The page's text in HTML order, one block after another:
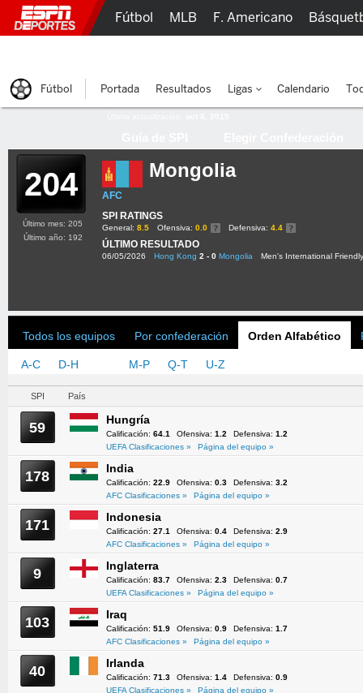
204 Mongolia
AFC
SPI RATINGS
General: 8.5 Ofensiva: 0.0 Defensiva: 4.4
ÚLTIMO RESULTADO
06/05/2026 Hong Kong 2 - 0 Mongolia Men's International Friendly
Último mes: 205
Último año: 192
Todos los equipos Por confederación Orden Alfabético
A-C D-H M-P Q-T U-Z
SPI País
59 Hungría
Calificación: 64.1 Ofensiva: 1.2 Defensiva: 1.2
UEFA Clasificaciones »
Página del equipo »
178 India
Calificación: 22.9 Ofensiva: 0.3 Defensiva: 3.2
AFC Clasificaciones »
Página del equipo »
171 Indonesia
Calificación: 27.1 Ofensiva: 0.4 Defensiva: 2.9
AFC Clasificaciones »
Página del equipo »
9 Inglaterra
Calificación: 83.7 Ofensiva: 2.3 Defensiva: 0.7
UEFA Clasificaciones »
Página del equipo »
103 Iraq
Calificación: 51.9 Ofensiva: 0.9 Defensiva: 1.7
AFC Clasificaciones »
Página del equipo »
40 Irlanda
Calificación: 71.3 Ofensiva: 1.4 Defensiva: 0.9
UEFA Clasificaciones »
Página del equipo »
Fútbol MLB F. Americano
Fútbol Portada Resultados Ligas Calendario